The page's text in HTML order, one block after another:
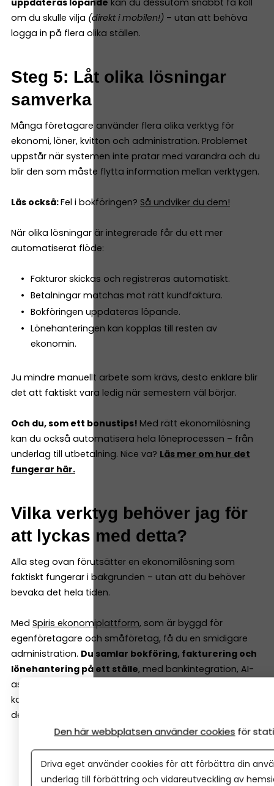
om du skulle vilja (direkt i mobilen!) – utan att behöva
logga in på flera olika ställen.
Steg 5: Låt olika lösningar
samverka
Många företagare använder flera olika verktyg för
ekonomi, löner, kvitton och administration. Problemet
uppstår när systemen inte pratar med varandra och du
blir den som måste flytta information mellan verktygen.
Läs också:Fel i bokföringen? Så undviker du dem!
När olika lösningar är integrerade får du ett mer
automatiserat flöde:
Fakturor skickas och registreras automatiskt.
Betalningar matchas mot rätt kundfaktura.
Bokföringen uppdateras löpande.
Lönehanteringen kan kopplas till resten av
ekonomin.
Ju mindre manuellt arbete som krävs, desto enklare blir
det att faktiskt vara ledig när semestern väl börjar.
Och du, som ett bonustips! Med rätt ekonomilösning
kan du också automatisera hela löneprocessen – från
underlag till utbetalning. Nice va? Läs mer om hur det
fungerar här.
Vilka verktyg behöver jag för
att lyckas med detta?
Alla steg ovan förutsätter en ekonomilösning som
faktiskt fungerar i bakgrunden – utan att du behöver
bevaka det hela tiden.
Med Spiris ekonomiplattform, som är byggd för
egenföretagare och småföretag, få du en smidigare
administration. Du samlar bokföring, fakturering och
lönehantering på ett ställe, med bankintegration, AI-
assistent och smarta automatiseringar som gör att du
kan fokusera på det du faktiskt vill göra – oavsett om
det är ditt arbete eller din semester.
Automatisk bankimport – transaktioner bokförs
utan manuellt arbete
Den här webbplatsen använder cookies för
Driva eget använder cookies för att förbättra din
underlag till förbättring och vidareutveckling av